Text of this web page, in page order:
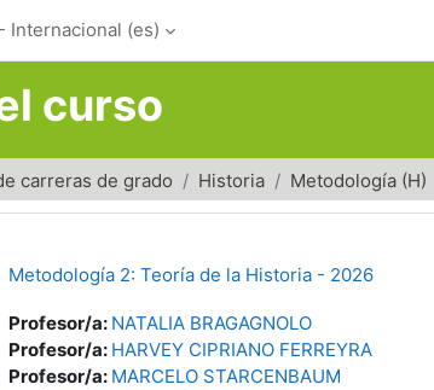
Internacional ‎(es)‎
curso
carreras de grado Historia Metodología (H)
Metodología 2: Teoría de la Historia - 2026
Profesor/a: NATALIA BRAGAGNOLO
Profesor/a: HARVEY CIPRIANO FERREYRA
Profesor/a: MARCELO STARCENBAUM